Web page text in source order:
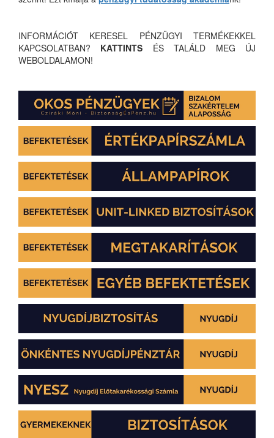
INFORMÁCIÓT KERESEL PÉNZÜGYI TERMÉKEKKEL
KAPCSOLATBAN? KATTINTS ÉS TALÁLD MEG ÚJ
WEBOLDALAMON!